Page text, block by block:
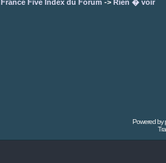
France Five Index du Forum -> Rien � voir
Powered by